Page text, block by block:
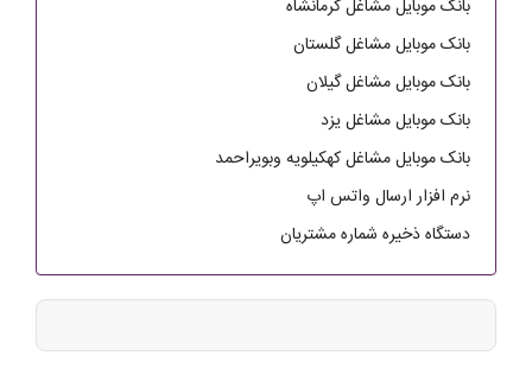
بانک موبایل مشاغل کرمانشاه
بانک موبایل مشاغل گلستان
بانک موبایل مشاغل گیلان
بانک موبایل مشاغل یزد
بانک موبایل مشاغل کهکیلویه وبویراحمد
نرم افزار ارسال واتس اپ
دستگاه ذخیره شماره مشتریان